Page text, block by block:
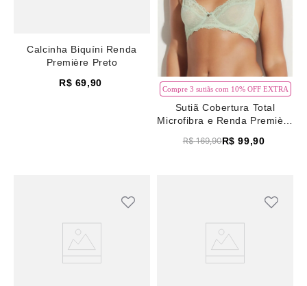
Calcinha Biquíni Renda
Première Preto
R$ 69,90
Compre 3 sutiãs com 10% OFF EXTRA
Sutiã Cobertura Total
Microfibra e Renda Première
R$ 169,90R$ 99,90